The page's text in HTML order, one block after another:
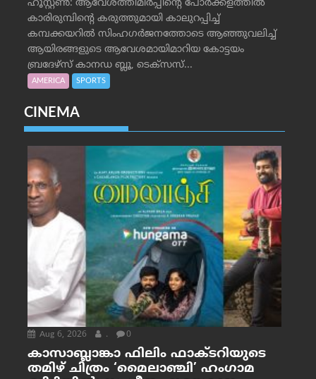
ഹൂസ്റ്റണ്‍: ആവേശത്തിമിര്‍പ്പിന്റെ പോര്‍ക്കളത്തില്‍
കാരിരുമ്പിന്റെ കരുത്തുമായി കാലുറപ്പിച്ച്
കമ്പക്കയറില്‍ സിംഹഗര്‍ജനത്തോടെ ആഞ്ഞുവലിച്ച്
ആയിരങ്ങളുടെ ആവേശമായിമാറിയ കോട്ടയം
ബ്രദേഴ്‌സ് കാനഡ ബ്ലൂ, ടെക്‌സസ്...
AMERICA SPORTS
CINEMA
Aug 6, 2026 . 0
കാസാബ്ലാങ്കാ ഫിലിം ഫാക്ടറിയുടെ
തമിഴ് ചിത്രം ‘മൈലാഞ്ചി’ ഹംഗാമ